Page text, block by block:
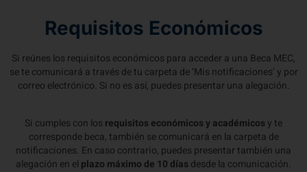
Requisitos Económicos
Si reúnes los requisitos económicos para acceder a una Beca MEC,
se te comunicará a través de tu carpeta de ‘Mis notificaciones’ y por
correo electrónico. Si no es así, puedes presentar una alegación.
Si cumples con los requisitos económicos y académicos y te
corresponde beca, también se comunicará en la carpeta de
notificaciones. En caso contrario, puedes presentar también una
alegación en el plazo máximo de 10 días desde la comunicación.